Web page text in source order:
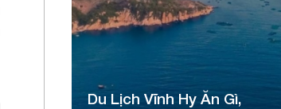
Du Lịch Vĩnh Hy Ăn Gì,